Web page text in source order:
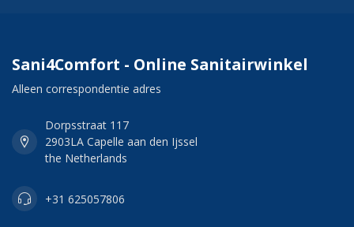
Sani4Comfort - Online Sanitairwinkel
Alleen correspondentie adres
Dorpsstraat 117
2903LA Capelle aan den Ijssel
the Netherlands
+31 625057806